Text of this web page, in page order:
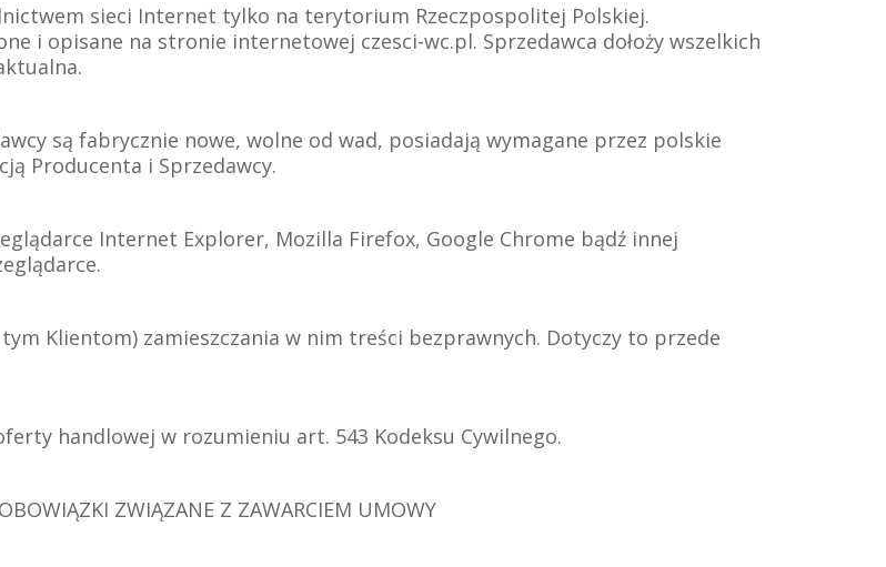
sieci Internet tylko na terytorium Rzeczpospolitej Polskiej.
i opisane na stronie internetowej czesci-wc.pl. Sprzedawca dołoży wszelkich
są fabrycznie nowe, wolne od wad, posiadają wymagane przez polskie
Producenta i Sprzedawcy.
Internet Explorer, Mozilla Firefox, Google Chrome bądź innej
Klientom) zamieszczania w nim treści bezprawnych. Dotyczy to przede
handlowej w rozumieniu art. 543 Kodeksu Cywilnego.
ZWIĄZANE Z ZAWARCIEM UMOWY